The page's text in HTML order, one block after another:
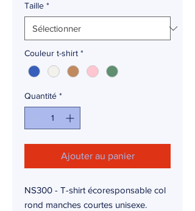
Taille *
Couleur t-shirt *
Quantité *
Ajouter au panier
NS300 - T-shirt écoresponsable col
rond manches courtes unisexe.